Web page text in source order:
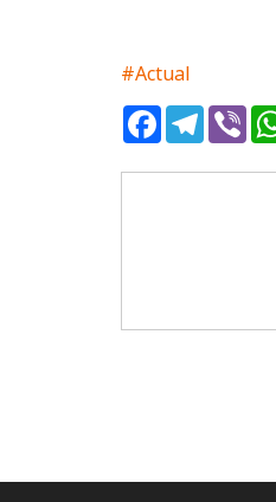
#Actual
Facebook